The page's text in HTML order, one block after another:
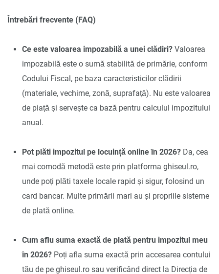
Întrebări frecvente (FAQ)
Ce este valoarea impozabilă a unei clădiri? Valoarea
impozabilă este o sumă stabilită de primărie, conform
Codului Fiscal, pe baza caracteristicilor clădirii
(materiale, vechime, zonă, suprafață). Nu este valoarea
de piață și servește ca bază pentru calculul impozitului
anual.
Pot plăti impozitul pe locuință online în 2026? Da, cea
mai comodă metodă este prin platforma ghiseul.ro,
unde poți plăti taxele locale rapid și sigur, folosind un
card bancar. Multe primării mari au și propriile sisteme
de plată online.
Cum aflu suma exactă de plată pentru impozitul meu
în 2026? Poți afla suma exactă prin accesarea contului
tău de pe ghiseul.ro sau verificând direct la Direcția de